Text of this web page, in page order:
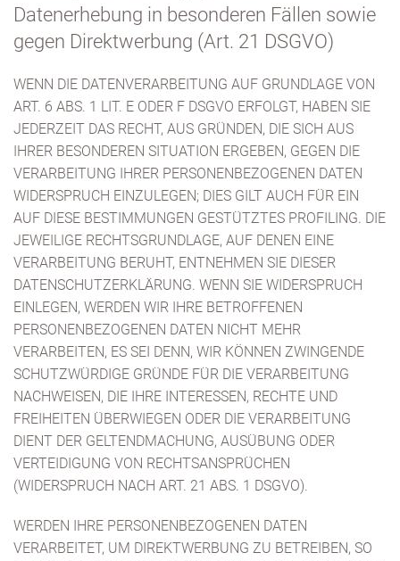
Datenerhebung in besonderen Fällen sowie
gegen Direktwerbung (Art. 21 DSGVO)
WENN DIE DATENVERARBEITUNG AUF GRUNDLAGE VON
ART. 6 ABS. 1 LIT. E ODER F DSGVO ERFOLGT, HABEN SIE
JEDERZEIT DAS RECHT, AUS GRÜNDEN, DIE SICH AUS
IHRER BESONDEREN SITUATION ERGEBEN, GEGEN DIE
VERARBEITUNG IHRER PERSONENBEZOGENEN DATEN
WIDERSPRUCH EINZULEGEN; DIES GILT AUCH FÜR EIN
AUF DIESE BESTIMMUNGEN GESTÜTZTES PROFILING. DIE
JEWEILIGE RECHTSGRUNDLAGE, AUF DENEN EINE
VERARBEITUNG BERUHT, ENTNEHMEN SIE DIESER
DATENSCHUTZERKLÄRUNG. WENN SIE WIDERSPRUCH
EINLEGEN, WERDEN WIR IHRE BETROFFENEN
PERSONENBEZOGENEN DATEN NICHT MEHR
VERARBEITEN, ES SEI DENN, WIR KÖNNEN ZWINGENDE
SCHUTZWÜRDIGE GRÜNDE FÜR DIE VERARBEITUNG
NACHWEISEN, DIE IHRE INTERESSEN, RECHTE UND
FREIHEITEN ÜBERWIEGEN ODER DIE VERARBEITUNG
DIENT DER GELTENDMACHUNG, AUSÜBUNG ODER
VERTEIDIGUNG VON RECHTSANSPRÜCHEN
(WIDERSPRUCH NACH ART. 21 ABS. 1 DSGVO).
WERDEN IHRE PERSONENBEZOGENEN DATEN
VERARBEITET, UM DIREKTWERBUNG ZU BETREIBEN, SO